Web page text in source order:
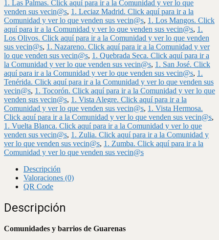
1. Las Palmas. Click aquí para ir a la Comunidad y ver lo que
venden sus vecin@s, 1. Leciaz Madrid. Click aquí para ir a la
Comunidad y ver lo que venden sus vecin@s, 1. Los Mangos. Click
aquí para ir a la Comunidad y ver lo que venden sus vecin@s, 1.
Los Olivos. Click aquí para ir a la Comunidad y ver lo que venden
sus vecin@s, 1. Nazareno. Click aquí para ir a la Comunidad y ver
lo que venden sus vecin@s, 1. Quebrada Seca. Click aquí para ir a
la Comunidad y ver lo que venden sus vecin@s, 1. San José. Click
aquí para ir a la Comunidad y ver lo que venden sus vecin@s, 1.
Tenérida. Click aquí para ir a la Comunidad y ver lo que venden sus
vecin@s, 1. Tocorón. Click aquí para ir a la Comunidad y ver lo que
venden sus vecin@s, 1. Vista Alegre. Click aquí para ir a la
Comunidad y ver lo que venden sus vecin@s, 1. Vista Hermosa.
Click aquí para ir a la Comunidad y ver lo que venden sus vecin@s,
1. Vuelta Blanca. Click aquí para ir a la Comunidad y ver lo que
venden sus vecin@s, 1. Zulia. Click aquí para ir a la Comunidad y
ver lo que venden sus vecin@s, 1. Zumba. Click aquí para ir a la
Comunidad y ver lo que venden sus vecin@s
Descripción
Valoraciones (0)
QR Code
Descripción
Comunidades y barrios de Guarenas